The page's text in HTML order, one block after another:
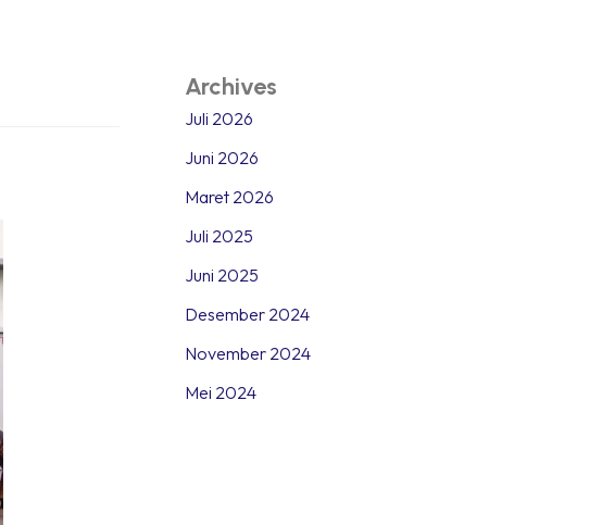
Archives
Juli 2026
Juni 2026
Maret 2026
Juli 2025
Juni 2025
Desember 2024
November 2024
Mei 2024